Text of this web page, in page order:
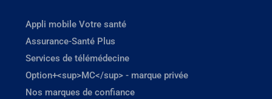
Appli mobile Votre santé
Assurance-Santé Plus
Services de télémédecine
Option+<sup>MC</sup> - marque privée
Nos marques de confiance